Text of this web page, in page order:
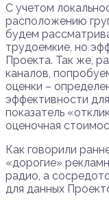
С учетом
расположению
будем
трудоемкие, но
Проекта. Так же,
каналов,
оценки –
эффективности
показатель
оценочная
Как говорили
«дорогие»
радио, а
для данных